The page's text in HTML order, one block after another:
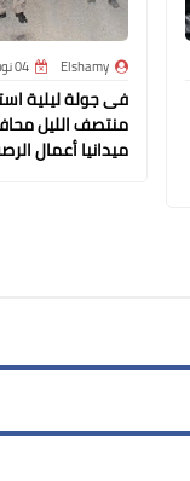
Elshamy 04 نوفمبر 2025
فى جولة ليلية
منتصف الليل
ميدانيا أعمال